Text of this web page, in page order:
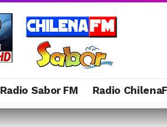
Radio Sabor FM Radio